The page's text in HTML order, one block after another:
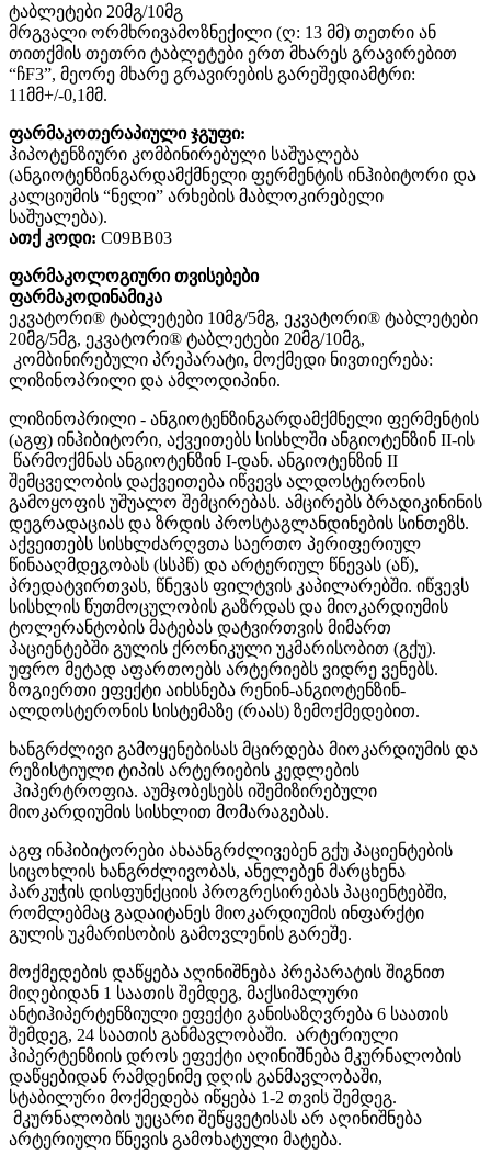
ტაბლეტები 20მგ/10მგ
მრგვალი ორმხრივამოზნექილი (ღ: 13 მმ) თეთრი ან
თითქმის თეთრი ტაბლეტები ერთ მხარეს გრავირებით
“ჩF3”, მეორე მხარე გრავირების გარეშედიამტრი:
11მმ+/-0,1მმ.
ფარმაკოთერაპიული ჯგუფი:
ჰიპოტენზიური კომბინირებული საშუალება
(ანგიოტენზინგარდამქმნელი ფერმენტის ინჰიბიტორი და
კალციუმის “ნელი” არხების მაბლოკირებელი
საშუალება).
ათქ კოდი: C09BB03
ფარმაკოლოგიური თვისებები
ფარმაკოდინამიკა
ეკვატორი® ტაბლეტები 10მგ/5მგ, ეკვატორი® ტაბლეტები
20მგ/5მგ, ეკვატორი® ტაბლეტები 20მგ/10მგ,
კომბინირებული პრეპარატი, მოქმედი ნივთიერება:
ლიზინოპრილი და ამლოდიპინი.
ლიზინოპრილი - ანგიოტენზინგარდამქმნელი ფერმენტის
(აგფ) ინჰიბიტორი, აქვეითებს სისხლში ანგიოტენზინ II-ის
წარმოქმნას ანგიოტენზინ I-დან. ანგიოტენზინ II
შემცველობის დაქვეითება იწვევს ალდოსტერონის
გამოყოფის უშუალო შემცირებას. ამცირებს ბრადიკინინის
დეგრადაციას და ზრდის პროსტაგლანდინების სინთეზს.
აქვეითებს სისხლძარღვთა საერთო პერიფერიულ
წინააღმდეგობას (სსპწ) და არტერიულ წნევას (აწ),
პრედატვირთვას, წნევას ფილტვის კაპილარებში. იწვევს
სისხლის წუთმოცულობის გაზრდას და მიოკარდიუმის
ტოლერანტობის მატებას დატვირთვის მიმართ
პაციენტებში გულის ქრონიკული უკმარისობით (გქუ).
უფრო მეტად აფართოებს არტერიებს ვიდრე ვენებს.
ზოგიერთი ეფექტი აიხსნება რენინ-ანგიოტენზინ-
ალდოსტერონის სისტემაზე (რაას) ზემოქმედებით.
ხანგრძლივი გამოყენებისას მცირდება მიოკარდიუმის და
რეზისტიული ტიპის არტერიების კედლების
ჰიპერტროფია. აუმჯობესებს იშემიზირებული
მიოკარდიუმის სისხლით მომარაგებას.
აგფ ინჰიბიტორები ახაანგრძლივებენ გქუ პაციენტების
სიცოხლის ხანგრძლივობას, ანელებენ მარცხენა
პარკუჭის დისფუნქციის პროგრესირებას პაციენტებში,
რომლებმაც გადაიტანეს მიოკარდიუმის ინფარქტი
გულის უკმარისობის გამოვლენის გარეშე.
მოქმედების დაწყება აღინიშნება პრეპარატის შიგნით
მიღებიდან 1 საათის შემდეგ, მაქსიმალური
ანტიჰიპერტენზიული ეფექტი განისაზღვრება 6 საათის
შემდეგ, 24 საათის განმავლობაში. არტერიული
ჰიპერტენზიის დროს ეფექტი აღინიშნება მკურნალობის
დაწყებიდან რამდენიმე დღის განმავლობაში,
სტაბილური მოქმედება იწყება 1-2 თვის შემდეგ.
მკურნალობის უეცარი შეწყვეტისას არ აღინიშნება
არტერიული წნევის გამოხატული მატება.